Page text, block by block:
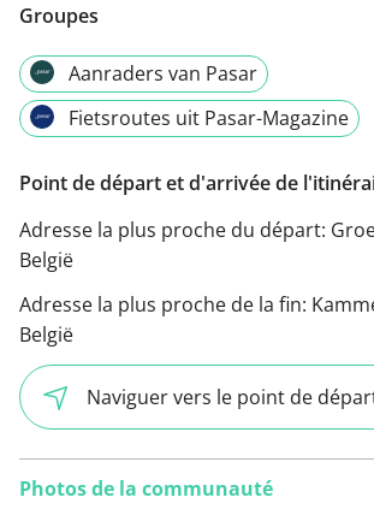
Groupes
Aanraders van Pasar
Fietsroutes uit Pasar-Magazine
Point de départ et d'arrivée de
Adresse la plus proche du départ:
België
Adresse la plus proche de la fin:
België
Naviguer vers le point de
Photos de la communauté